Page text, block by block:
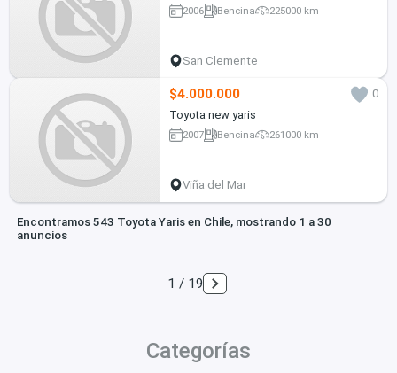
2006 Bencina 225000 km
San Clemente
$4.000.000
0
Toyota new yaris
2007 Bencina 261000 km
Viña del Mar
Encontramos 543 Toyota Yaris en Chile, mostrando 1 a 30
anuncios
1 / 19
Categorías